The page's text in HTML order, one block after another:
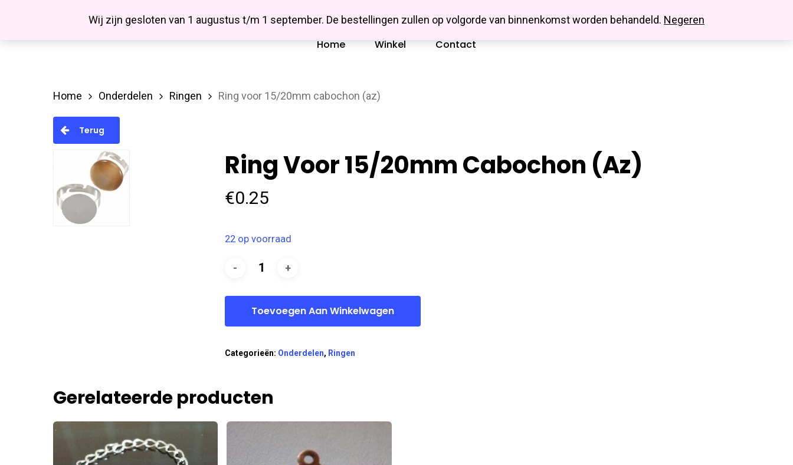
Wij zijn gesloten van 1 augustus t/m 1 september. De bestellingen zullen op volgorde van binnenkomst worden behandeld. Negeren
Hit enter to search or ESC to close
Missbluesieraden
Facebook
Home Winkel Contact
Home Onderdelen Ringen Ring voor 15/20mm cabochon (az)
Terug
Ring Voor 15/20mm Cabochon (az)
€0.25
22 op voorraad
Toevoegen Aan Winkelwagen
Categorieën: Onderdelen, Ringen
Gerelateerde producten